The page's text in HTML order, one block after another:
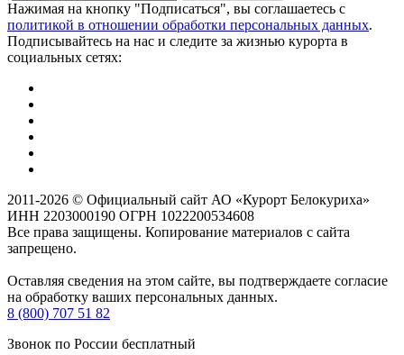
Нажимая на кнопку "Подписаться", вы соглашаетесь с
политикой в отношении обработки персональных данных.
Подписывайтесь на нас и следите за жизнью курорта в
социальных сетях:
2011-2026 © Официальный сайт АО «Курорт Белокуриха»
ИНН 2203000190 ОГРН 1022200534608
Все права защищены. Копирование материалов с сайта
запрещено.
Оставляя сведения на этом сайте, вы подтверждаете согласие
на обработку ваших персональных данных.
8 (800) 707 51 82
Звонок по России бесплатный